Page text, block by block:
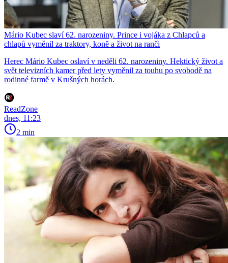
Mário Kubec slaví 62. narozeniny. Prince i vojáka z Chlapců a
chlapů vyměnil za traktory, koně a život na ranči
Herec Mário Kubec oslaví v neděli 62. narozeniny. Hektický život a
svět televizních kamer před lety vyměnil za touhu po svobodě na
rodinné farmě v Krušných horách.
ReadZone
dnes, 11:23
2 min